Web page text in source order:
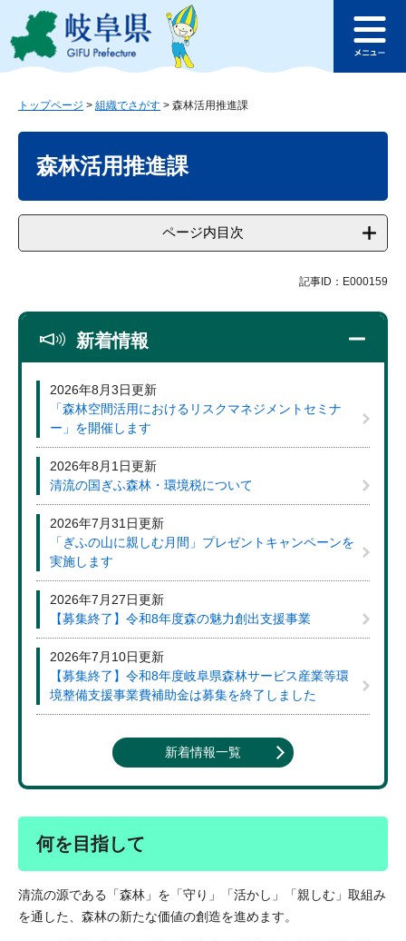
ジ
ュ
このページの本文へ
ュ
トップページ > 組織でさがす > 森林活用推進課
森林活用推進課
ページ内目次
記事ID：E000159
新着情報
2026年8月3日更新
「森林空間活用におけるリスクマネジメントセミナ
ー」を開催します
2026年8月1日更新
清流の国ぎふ森林・環境税について
2026年7月31日更新
「ぎふの山に親しむ月間」プレゼントキャンペーンを
実施します
2026年7月27日更新
【募集終了】令和8年度森の魅力創出支援事業
2026年7月10日更新
【募集終了】令和8年度岐阜県森林サービス産業等環
境整備支援事業費補助金は募集を終了しました
新着情報一覧
何を目指して
清流の源である「森林」を「守り」「活かし」「親しむ」取組み
を通した、森林の新たな価値の創造を進めます。